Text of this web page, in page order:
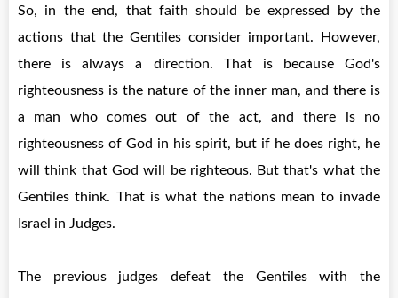
So, in the end, that faith should be expressed by the
actions that the Gentiles consider important. However,
there is always a direction. That is because God's
righteousness is the nature of the inner man, and there is
a man who comes out of the act, and there is no
righteousness of God in his spirit, but if he does right, he
will think that God will be righteous. But that's what the
Gentiles think. That is what the nations mean to invade
Israel in Judges.
The previous judges defeat the Gentiles with the